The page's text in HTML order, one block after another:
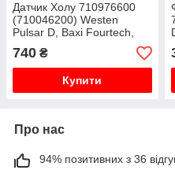
Датчик Холу 710976600
(710046200) Westen
Pulsar D, Baxi Fourtech,
Eco Home, Eco4S, Eco5
Сompact
740 ₴
Купити
Про нас
94% позитивних з 36